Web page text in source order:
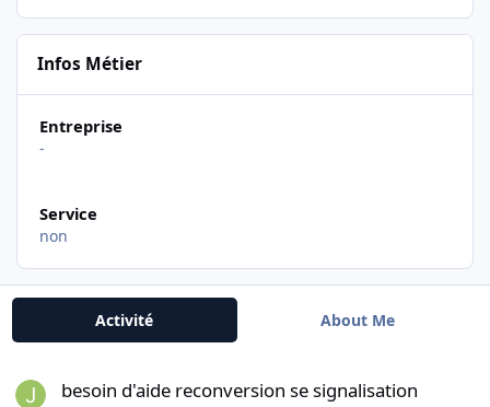
Infos Métier
Entreprise
-
Service
non
Activité About Me
besoin d'aide reconversion se signalisation